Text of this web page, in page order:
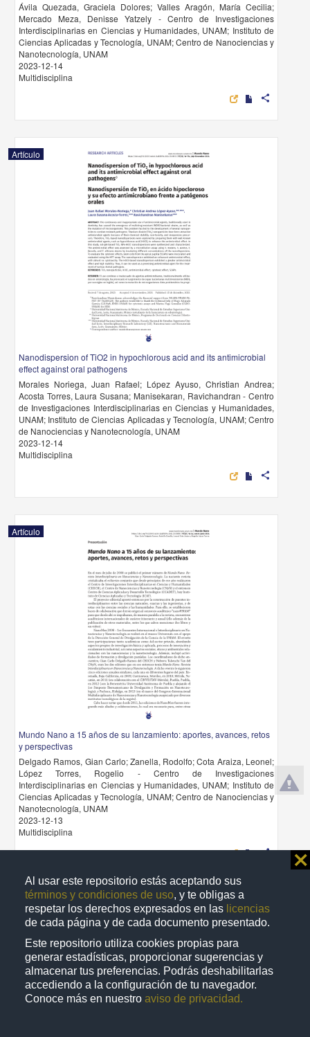
Al usar este repositorio estás aceptando sus
términos y condiciones de uso, y te obligas a
respetar los derechos expresados en las licencias
de cada página y de cada documento presentado.
Este repositorio utiliza cookies propias para
generar estadísticas, proporcionar sugerencias y
almacenar tus preferencias. Podrás deshabilitarlas
accediendo a la configuración de tu navegador.
Conoce más en nuestro aviso de privacidad.
⨯
Ávila Quezada, Graciela Dolores; Valles Aragón, María Cecilia;
Mercado Meza, Denisse Yatzely - Centro de Investigaciones
Interdisciplinarias en Ciencias y Humanidades, UNAM; Instituto de
Ciencias Aplicadas y Tecnología, UNAM; Centro de Nanociencias y
Nanotecnología, UNAM
2023-12-14
Multidisciplina
share
Artículo
Nanodispersion of TiO2 in hypochlorous acid and its antimicrobial
effect against oral pathogens
Morales Noriega, Juan Rafael; López Ayuso, Christian Andrea;
Acosta Torres, Laura Susana; Manisekaran, Ravichandran - Centro
de Investigaciones Interdisciplinarias en Ciencias y Humanidades,
UNAM; Instituto de Ciencias Aplicadas y Tecnología, UNAM; Centro
de Nanociencias y Nanotecnología, UNAM
2023-12-14
Multidisciplina
share
Artículo
Mundo Nano a 15 años de su lanzamiento: aportes, avances, retos
y perspectivas
Delgado Ramos, Gian Carlo; Zanella, Rodolfo; Cota Araiza, Leonel;
López Torres, Rogelio - Centro de Investigaciones
Interdisciplinarias en Ciencias y Humanidades, UNAM; Instituto de
Ciencias Aplicadas y Tecnología, UNAM; Centro de Nanociencias y
Nanotecnología, UNAM
2023-12-13
Multidisciplina
share
Artículo